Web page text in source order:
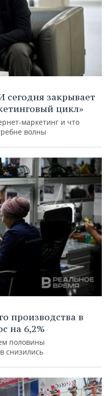
закрывает
цикл»
маркетинг и что
волны
производства в
на 6,2%
половины
снизились